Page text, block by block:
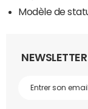
Modèle de